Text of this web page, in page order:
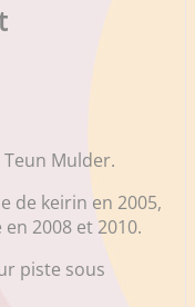
Teun Mulder.
de keirin en 2005,
2008 et 2010.
piste sous